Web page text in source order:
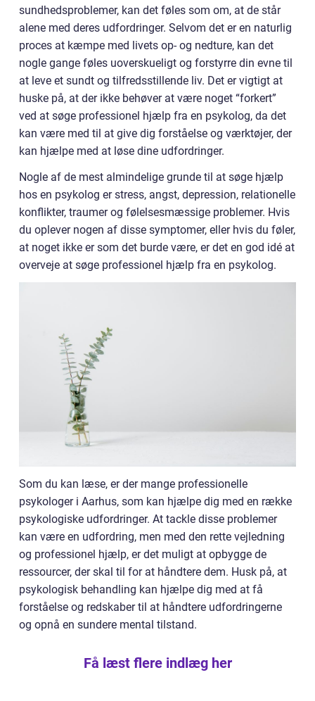
sundhedsproblemer, kan det føles som om, at de står
alene med deres udfordringer. Selvom det er en naturlig
proces at kæmpe med livets op- og nedture, kan det
nogle gange føles uoverskueligt og forstyrre din evne til
at leve et sundt og tilfredsstillende liv. Det er vigtigt at
huske på, at der ikke behøver at være noget “forkert”
ved at søge professionel hjælp fra en psykolog, da det
kan være med til at give dig forståelse og værktøjer, der
kan hjælpe med at løse dine udfordringer.
Nogle af de mest almindelige grunde til at søge hjælp
hos en psykolog er stress, angst, depression, relationelle
konflikter, traumer og følelsesmæssige problemer. Hvis
du oplever nogen af disse symptomer, eller hvis du føler,
at noget ikke er som det burde være, er det en god idé at
overveje at søge professionel hjælp fra en psykolog.
Som du kan læse, er der mange professionelle
psykologer i Aarhus, som kan hjælpe dig med en række
psykologiske udfordringer. At tackle disse problemer
kan være en udfordring, men med den rette vejledning
og professionel hjælp, er det muligt at opbygge de
ressourcer, der skal til for at håndtere dem. Husk på, at
psykologisk behandling kan hjælpe dig med at få
forståelse og redskaber til at håndtere udfordringerne
og opnå en sundere mental tilstand.
Få læst flere indlæg her